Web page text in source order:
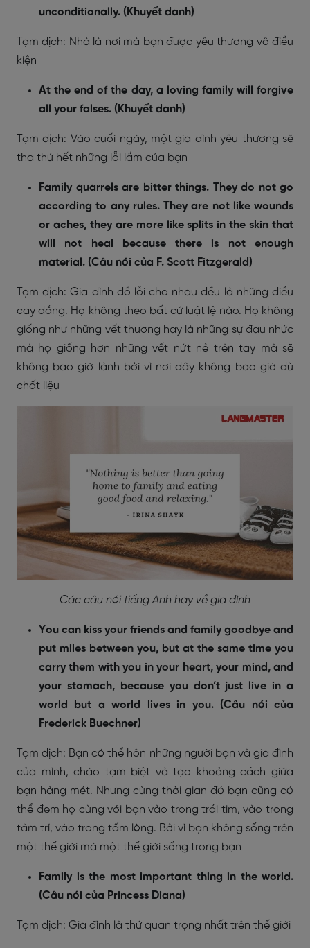
unconditionally. (Khuyết danh)
Tạm dịch: Nhà là nơi mà bạn được yêu thương vô điều
kiện
At the end of the day, a loving family will forgive
all your falses. (Khuyết danh)
Tạm dịch: Vào cuối ngày, một gia đình yêu thương sẽ
tha thứ hết những lỗi lầm của bạn
Family quarrels are bitter things. They do not go
according to any rules. They are not like wounds
or aches, they are more like splits in the skin that
will not heal because there is not enough
material. (Câu nói của F. Scott Fitzgerald)
Tạm dịch: Gia đình đổ lỗi cho nhau đều là những điều
cay đắng. Họ không theo bất cứ luật lệ nào. Họ không
giống như những vết thương hay là những sự đau nhức
mà họ giống hơn những vết nứt nẻ trên tay mà sẽ
không bao giờ lành bởi vì nơi đây không bao giờ đù
chất liệu
Các câu nói tiếng Anh hay về gia đình
You can kiss your friends and family goodbye and
put miles between you, but at the same time you
carry them with you in your heart, your mind, and
your stomach, because you don’t just live in a
world but a world lives in you. (Câu nói của
Frederick Buechner)
Tạm dịch: Bạn có thể hôn những người bạn và gia đình
của mình, chào tạm biệt và tạo khoảng cách giữa
bạn hàng mét. Nhưng cùng thời gian đó bạn cũng có
thể đem họ cùng với bạn vào trong trái tim, vào trong
tâm trí, vào trong tấm lòng. Bởi vì bạn không sống trên
một thế giới mà một thế giới sống trong bạn
Family is the most important thing in the world.
(Câu nói của Princess Diana)
Tạm dịch: Gia đình là thứ quan trọng nhất trên thế giới